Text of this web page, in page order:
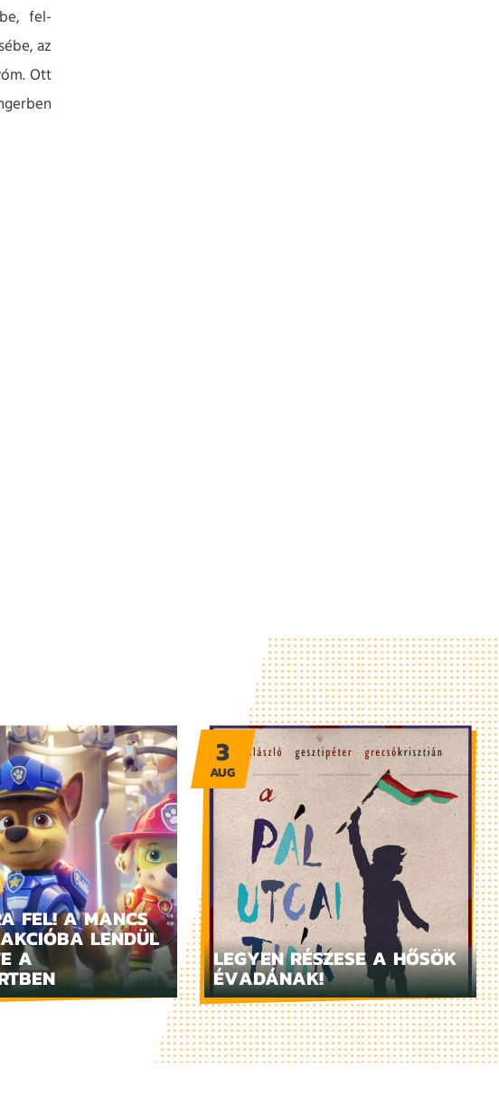
fel-
az
Ott
FEL! A MANCS
LENDÜL
A LEGYEN RÉSZESE A HŐSÖK
ÉVADÁNAK!
3
AUG